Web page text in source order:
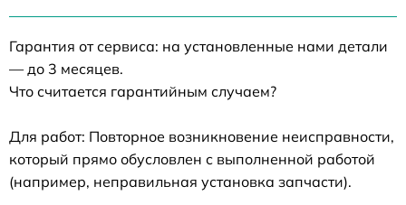
Гарантия от сервиса: на установленные нами детали
— до 3 месяцев.
Что считается гарантийным случаем?
Для работ: Повторное возникновение неисправности,
который прямо обусловлен с выполненной работой
(например, неправильная установка запчасти).